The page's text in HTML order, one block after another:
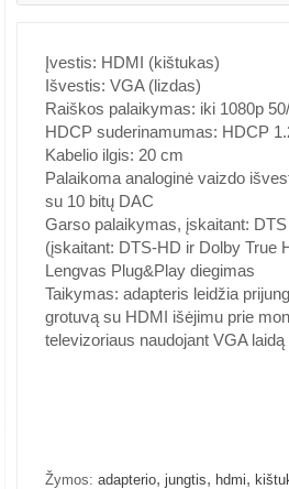
Įvestis: HDMI (kištukas)
Išvestis: VGA (lizdas)
Raiškos palaikymas: iki 1080p
HDCP suderinamumas: HDCP
Kabelio ilgis: 20 cm
Palaikoma analoginė vaizdo
su 10 bitų DAC
Garso palaikymas, įskaitant:
(įskaitant: DTS-HD ir Dolby True
Lengvas Plug&Play diegimas
Taikymas: adapteris leidžia
grotuvą su HDMI išėjimu prie
televizoriaus naudojant VGA
Žymos: adapterio, jungtis, hdmi,